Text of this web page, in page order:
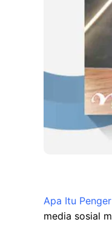
Apa Itu
media sosial